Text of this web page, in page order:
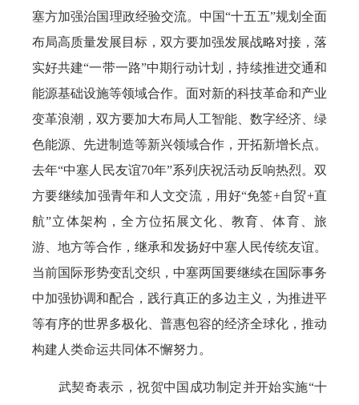
塞方加强治国理政经验交流。中国“十五五”规划全面
布局高质量发展目标，双方要加强发展战略对接，落
实好共建“一带一路”中期行动计划，持续推进交通和
能源基础设施等领域合作。面对新的科技革命和产业
变革浪潮，双方要加大布局人工智能、数字经济、绿
色能源、先进制造等新兴领域合作，开拓新增长点。
去年“中塞人民友谊70年”系列庆祝活动反响热烈。双
方要继续加强青年和人文交流，用好“免签+自贸+直
航”立体架构，全方位拓展文化、教育、体育、旅
游、地方等合作，继承和发扬好中塞人民传统友谊。
当前国际形势变乱交织，中塞两国要继续在国际事务
中加强协调和配合，践行真正的多边主义，为推进平
等有序的世界多极化、普惠包容的经济全球化，推动
构建人类命运共同体不懈努力。
武契奇表示，祝贺中国成功制定并开始实施“十